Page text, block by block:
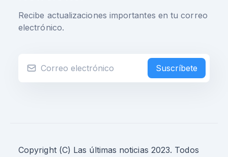
Recibe actualizaciones importantes en tu correo
electrónico.
Suscríbete
Copyright (C) Las últimas noticias 2023. Todos